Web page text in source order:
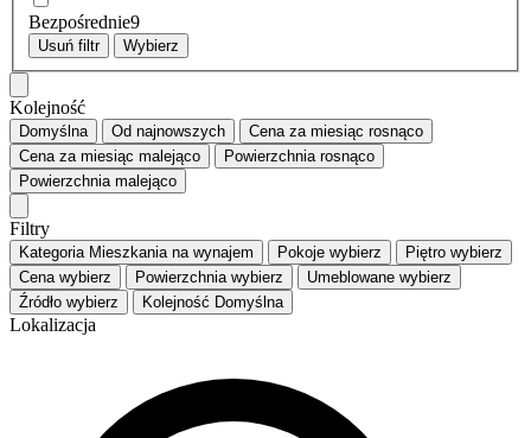
Bezpośrednie9
Usuń filtr Wybierz
Kolejność
Domyślna Od najnowszych Cena za miesiąc rosnąco
Cena za miesiąc malejąco Powierzchnia rosnąco
Powierzchnia malejąco
Filtry
Kategoria Mieszkania na wynajem Pokoje wybierz Piętro wybierz
Cena wybierz Powierzchnia wybierz Umeblowane wybierz
Źródło wybierz Kolejność Domyślna
Lokalizacja